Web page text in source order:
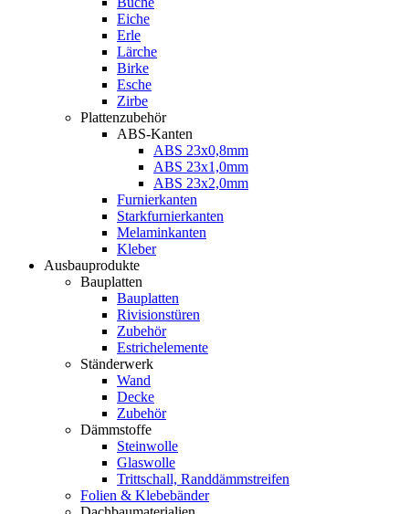
Eiche
Erle
Lärche
Birke
Esche
Zirbe
Plattenzubehör
ABS-Kanten
ABS 23x0,8mm
ABS 23x1,0mm
ABS 23x2,0mm
Furnierkanten
Starkfurnierkanten
Melaminkanten
Kleber
Ausbauprodukte
Bauplatten
Bauplatten
Rivisionstüren
Zubehör
Estrichelemente
Ständerwerk
Wand
Decke
Zubehör
Dämmstoffe
Steinwolle
Glaswolle
Trittschall, Randdämmstreifen
Folien & Klebebänder